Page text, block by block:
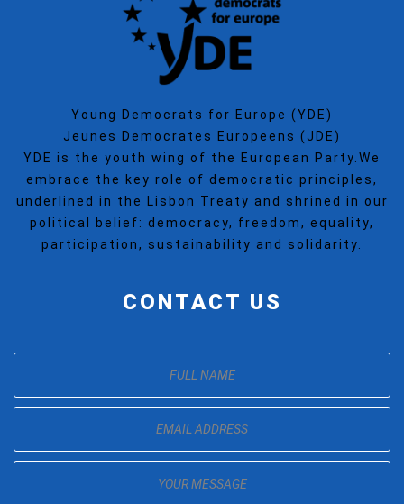
Young Democrats for Europe (YDE)
Jeunes Democrates Europeens (JDE)
YDE is the youth wing of the European Party.We
embrace the key role of democratic principles,
underlined in the Lisbon Treaty and shrined in our
political belief: democracy, freedom, equality,
participation, sustainability and solidarity.
CONTACT US